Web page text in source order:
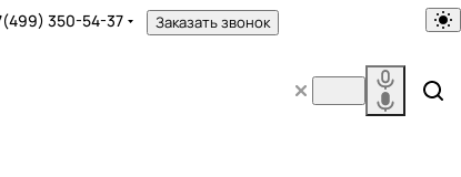
350-54-37 Заказать звонок